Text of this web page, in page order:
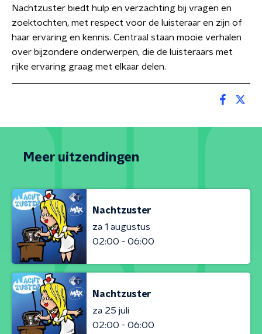
Nachtzuster biedt hulp en verzachting bij vragen en
zoektochten, met respect voor de luisteraar en zijn of
haar ervaring en kennis. Centraal staan mooie verhalen
over bijzondere onderwerpen, die de luisteraars met
rijke ervaring graag met elkaar delen.
Meer uitzendingen
Nachtzuster
za 1 augustus
02:00 - 06:00
Nachtzuster
za 25 juli
02:00 - 06:00